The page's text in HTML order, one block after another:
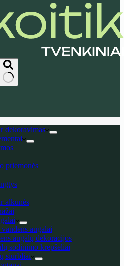
dekoravimas
priemonės
alkūnės
augalai
augalų dekoracijos
sodinimo krepšeliai
siurbliai